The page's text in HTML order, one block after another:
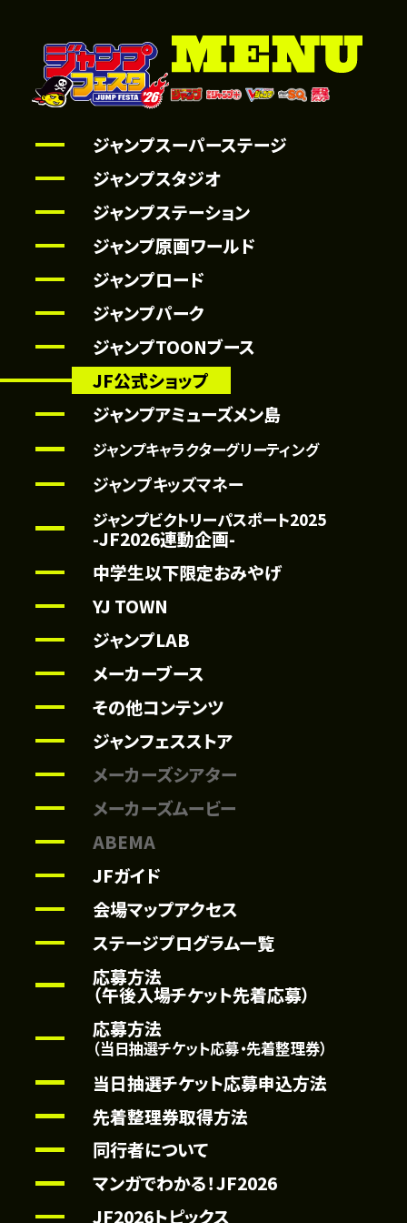
ジャンプスーパーステージ
ジャンプスタジオ
ジャンプステーション
ジャンプ原画ワールド
ジャンプロード
ジャンプパーク
ジャンプTOONブース
JF公式ショップ
ジャンプアミューズメン島
ジャンプキャラクターグリーティング
ジャンプキッズマネー
ジャンプビクトリーパスポート2025
-JF2026連動企画-
中学生以下限定おみやげ
YJ TOWN
ジャンプLAB
メーカーブース
その他コンテンツ
ジャンフェスストア
メーカーズシアター
メーカーズムービー
ABEMA
JFガイド
会場マップアクセス
ステージプログラム一覧
応募方法
（午後入場チケット先着応募）
応募方法
（当日抽選チケット応募・先着整理券）
当日抽選チケット応募申込方法
先着整理券取得方法
同行者について
マンガでわかる！JF2026
JF2026トピックス